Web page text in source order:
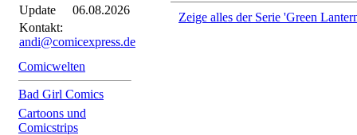
Update
06.08.2026
Kontakt:
andi@comicexpress.de
Comicwelten
Bad Girl Comics
Cartoons und
Comicstrips
Zeige alles der Serie 'Green